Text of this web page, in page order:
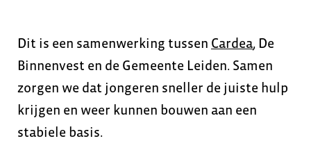
Dit is een samenwerking tussen Cardea, De
Binnenvest en de Gemeente Leiden. Samen
zorgen we dat jongeren sneller de juiste hulp
krijgen en weer kunnen bouwen aan een
stabiele basis.